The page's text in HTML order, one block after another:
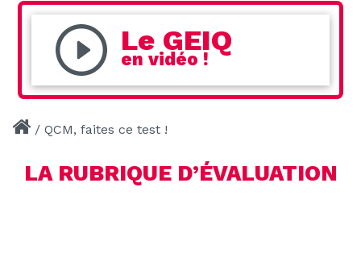
Le GEIQ
en vidéo !
/ QCM, faites ce test !
LA RUBRIQUE D’ÉVALUATION